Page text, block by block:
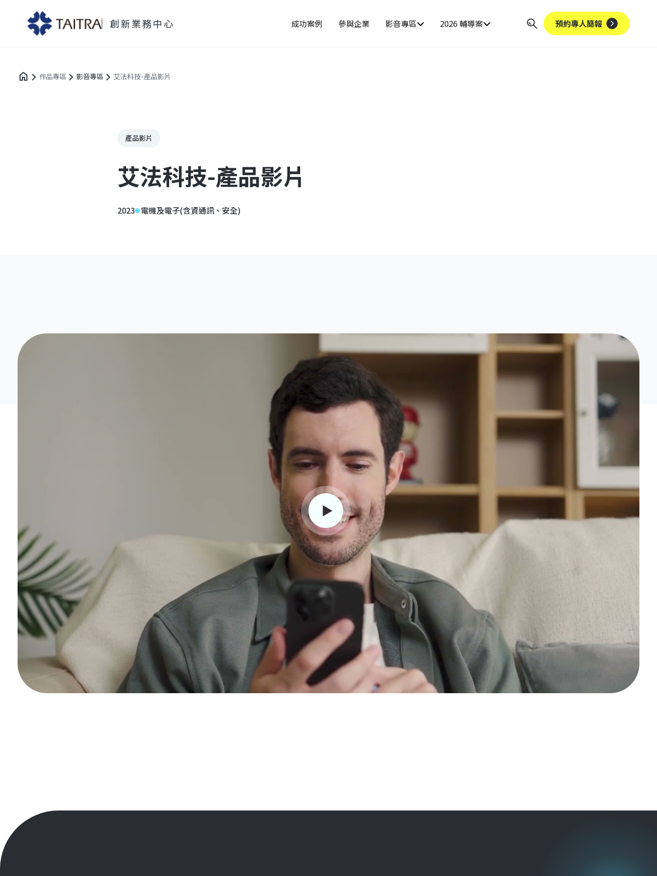
創新業務中心 成功案例 參與企業 影音專區 2026 輔導案 預約專人簡報
作品專區 影音專區 艾法科技-產品影片
產品影片
艾法科技-產品影片
2023 電機及電子(含資通訊、安全)